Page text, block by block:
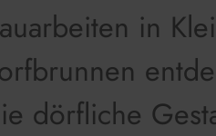
in
dörfliche